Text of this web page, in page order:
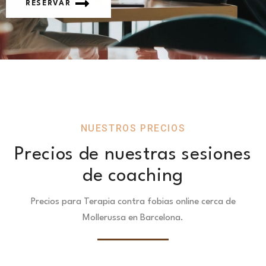
RESERVAR
NUESTROS PRECIOS
Precios de nuestras sesiones
de coaching
Precios para Terapia contra fobias online cerca de
Mollerussa en Barcelona.